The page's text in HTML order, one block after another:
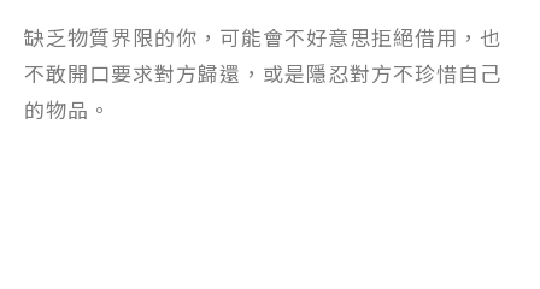
缺乏物質界限的你，可能會不好意思拒絕借用，也
不敢開口要求對方歸還，或是隱忍對方不珍惜自己
的物品。